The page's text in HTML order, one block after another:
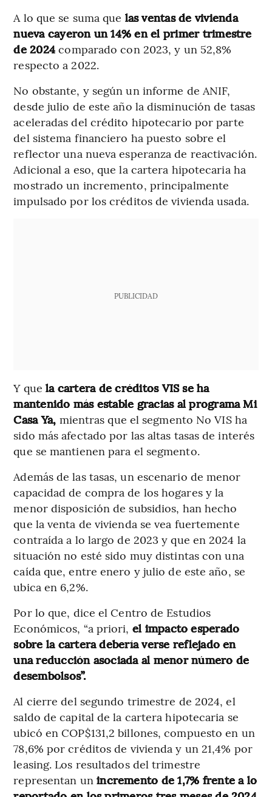
A lo que se suma que las ventas de vivienda
nueva cayeron un 14% en el primer trimestre
de 2024comparado con 2023, y un 52,8%
respecto a 2022.
No obstante, y según un informe de ANIF,
desde julio de este año la disminución de tasas
aceleradas del crédito hipotecario por parte
del sistema financiero ha puesto sobre el
reflector una nueva esperanza de reactivación.
Adicional a eso, que la cartera hipotecaria ha
mostrado un incremento, principalmente
impulsado por los créditos de vivienda usada.
PUBLICIDAD
Y que la cartera de créditos VIS se ha
mantenido más estable gracias al programa Mi
Casa Ya, mientras que el segmento No VIS ha
sido más afectado por las altas tasas de interés
que se mantienen para el segmento.
Además de las tasas, un escenario de menor
capacidad de compra de los hogares y la
menor disposición de subsidios, han hecho
que la venta de vivienda se vea fuertemente
contraída a lo largo de 2023 y que en 2024 la
situación no esté sido muy distintas con una
caída que, entre enero y julio de este año, se
ubica en 6,2%.
Por lo que, dice el Centro de Estudios
Económicos, “a priori, el impacto esperado
sobre la cartera debería verse reflejado en
una reducción asociada al menor número de
desembolsos”.
Al cierre del segundo trimestre de 2024, el
saldo de capital de la cartera hipotecaria se
ubicó en COP$131,2 billones, compuesto en un
78,6% por créditos de vivienda y un 21,4% por
leasing. Los resultados del trimestre
representan un incremento de 1,7% frente a lo